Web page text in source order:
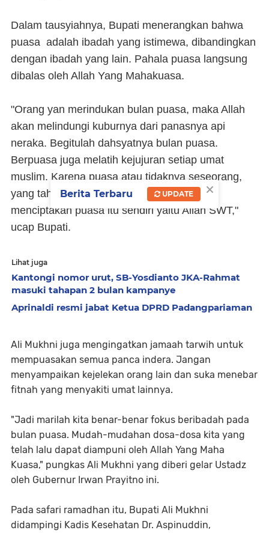
Dalam tausyiahnya, Bupati menerangkan bahwa
puasa adalah ibadah yang istimewa, dibandingkan
dengan ibadah yang lain. Pahala puasa langsung
dibalas oleh Allah Yang Mahakuasa.
"Orang yan merindukan bulan puasa, maka Allah
akan melindungi kuburnya dari panasnya api
neraka. Begitulah dahsyatnya bulan puasa.
Berpuasa juga melatih kejujuran setiap umat
muslim. Karena puasa atau tidaknya seseorang,
yang tahu hanya si pelaku puasa dan yang
menciptakan puasa itu sendiri yaitu Allah SWT,"
ucap Bupati.
Lihat juga
Kantongi nomor urut, SB-Yosdianto JKA-Rahmat
masuki tahapan 2 bulan kampanye
Aprinaldi resmi jabat Ketua DPRD Padangpariaman
Ali Mukhni juga mengingatkan jamaah tarwih untuk
mempuasakan semua panca indera. Jangan
menyampaikan kejelekan orang lain dan suka menebar
fitnah yang menyakiti umat lainnya.
"Jadi marilah kita benar-benar fokus beribadah pada
bulan puasa. Mudah-mudahan dosa-dosa kita yang
telah lalu dapat diampuni oleh Allah Yang Maha
Kuasa," pungkas Ali Mukhni yang diberi gelar Ustadz
oleh Gubernur Irwan Prayitno ini.
Pada safari ramadhan itu, Bupati Ali Mukhni
didampingi Kadis Kesehatan Dr. Aspinuddin,
×
Berita Terbaru UPDATE